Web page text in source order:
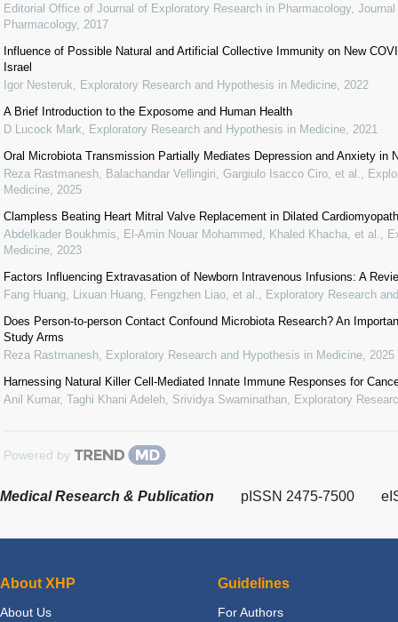
Editorial Office of Journal of Exploratory Research in Pharmacology,
Pharmacology, 2017
Influence of Possible Natural and Artificial Collective Immunity on New
Israel
Igor Nesteruk
Exploratory Research and Hypothesis in Medicine 2022
A Brief Introduction to the Exposome and Human Health
D Lucock Mark
Exploratory Research and Hypothesis in Medicine 2021
Oral Microbiota Transmission Partially Mediates Depression and Anxiety in
Reza Rastmanesh, Balachandar Vellingiri, Gargiulo Isacco Ciro, et al.
Medicine 2025
Clampless Beating Heart Mitral Valve Replacement in Dilated
Abdelkader Boukhmis, El-Amin Nouar Mohammed, Khaled Khacha, et al.
Medicine 2023
Factors Influencing Extravasation of Newborn Intravenous Infusions: A
Fang Huang, Lixuan Huang, Fengzhen Liao, et al.
Exploratory Research
Does Person-to-person Contact Confound Microbiota Research? An
Study Arms
Reza Rastmanesh Exploratory Research and Hypothesis in Medicine 2025
Harnessing Natural Killer Cell-Mediated Innate Immune Responses for
Anil Kumar, Taghi Khani Adeleh, Srividya Swaminathan Exploratory
Powered by
Medical Research & Publication pISSN 2475-7500
About XHP
About Us
Guidelines
For Authors